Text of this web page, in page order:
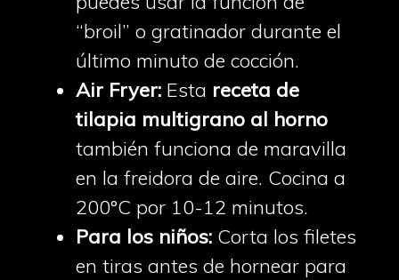
“broil” o gratinador durante el
último minuto de cocción.
Air Fryer: Esta receta de
tilapia multigrano al horno
también funciona de maravilla
en la freidora de aire. Cocina a
200°C por 10-12 minutos.
Para los niños: Corta los filetes
en tiras antes de hornear para